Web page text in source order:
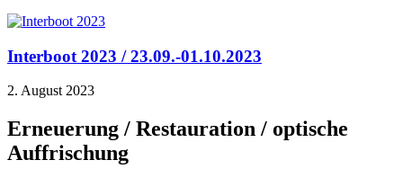
Interboot 2023 / 23.09.-01.10.2023
2. August 2023
Erneuerung / Restauration / optische
Auffrischung